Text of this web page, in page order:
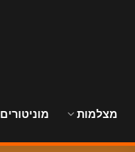
מצלמות מוניטורים